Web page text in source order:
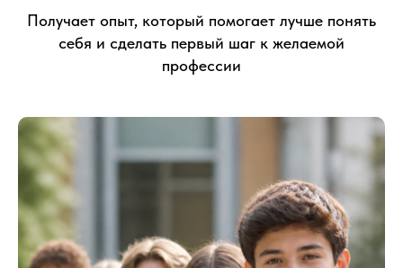
Получает опыт, который помогает лучше понять
себя и сделать первый шаг к желаемой
профессии